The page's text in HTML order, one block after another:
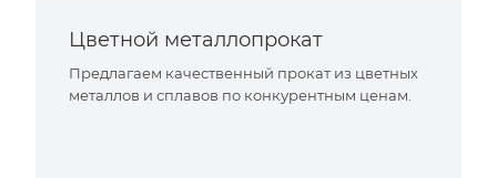
Цветной металлопрокат
Предлагаем качественный прокат из цветных
металлов и сплавов по конкурентным ценам.